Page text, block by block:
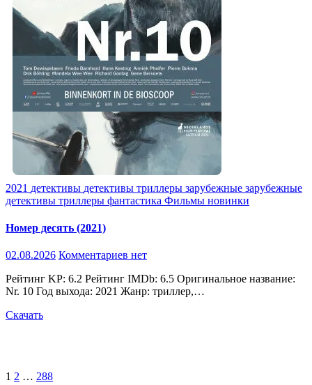
2021 детективы детективы триллеры зарубежные зарубежные
детективы триллеры фантастика Фильмы новинки
Номер десять (2021)
02.08.2026 Комментариев нет
Рейтинг KP: 6.2 Рейтинг IMDb: 6.5 Оригинальное название:
Nr. 10 Год выхода: 2021 Жанр: триллер,…
Скачать
Пагинация
1 2 … 288